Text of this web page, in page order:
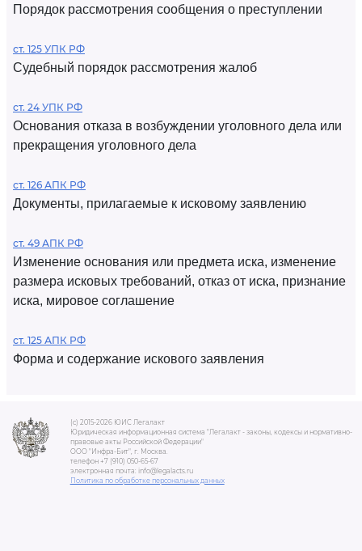
Порядок рассмотрения сообщения о преступлении
ст. 125 УПК РФ
Судебный порядок рассмотрения жалоб
ст. 24 УПК РФ
Основания отказа в возбуждении уголовного дела или
прекращения уголовного дела
ст. 126 АПК РФ
Документы, прилагаемые к исковому заявлению
ст. 49 АПК РФ
Изменение основания или предмета иска, изменение
размера исковых требований, отказ от иска, признание
иска, мировое соглашение
ст. 125 АПК РФ
Форма и содержание искового заявления
(c) 2015-2026 ЮИС Легалакт
Юридическая информационная система "Легалакт - законы, кодексы и нормативно-
правовые акты Российской Федерации"
ООО "Инфра-Бит", г. Москва.
телефон +7 (910) 050-65-67
электронная почта: info@legalacts.ru
Политика по обработке персональных данных